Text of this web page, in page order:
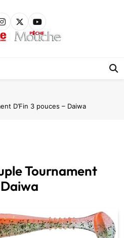
D’Fin 3 pouces – Daiwa
Tournament
Daiwa